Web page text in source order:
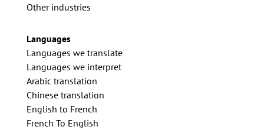
Other industries
Languages
Languages we translate
Languages we interpret
Arabic translation
Chinese translation
English to French
French To English